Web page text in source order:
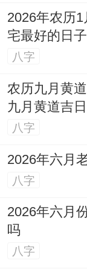
2026年农历
宅最好的日子
八字
农历九月黄
九月黄道吉
八字
2026年六月
八字
2026年六月
吗
八字